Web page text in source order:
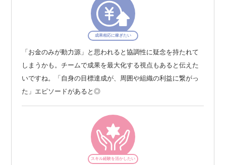
成果相応に稼ぎたい
「お金のみが動力源」と思われると協調性に疑念を持たれて
しまうかも。チームで成果を最大化する視点もあると伝えた
いですね。「自身の目標達成が、周囲や組織の利益に繋がっ
た」エピソードがあると◎
スキル経験を活かしたい